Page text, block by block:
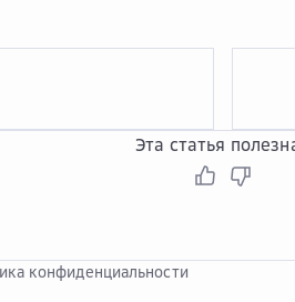
Эта статья
конфиденциальности